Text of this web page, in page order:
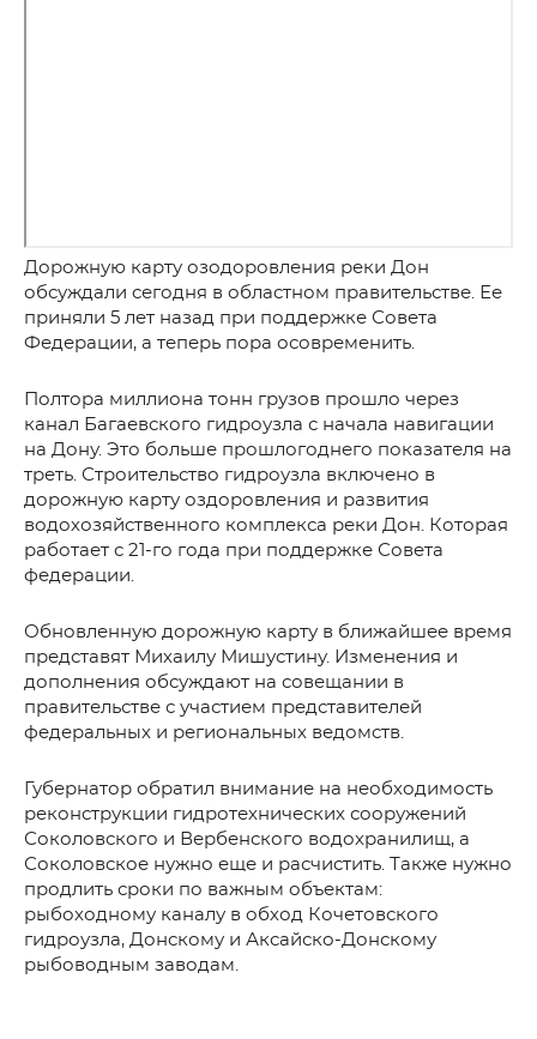
Дорожную карту озодоровления реки Дон
обсуждали сегодня в областном правительстве. Ее
приняли 5 лет назад при поддержке Совета
Федерации, а теперь пора осовременить.
Полтора миллиона тонн грузов прошло через
канал Багаевского гидроузла с начала навигации
на Дону. Это больше прошлогоднего показателя на
треть. Строительство гидроузла включено в
дорожную карту оздоровления и развития
водохозяйственного комплекса реки Дон. Которая
работает с 21-го года при поддержке Совета
федерации.
Обновленную дорожную карту в ближайшее время
представят Михаилу Мишустину. Изменения и
дополнения обсуждают на совещании в
правительстве с участием представителей
федеральных и региональных ведомств.
Губернатор обратил внимание на необходимость
реконструкции гидротехнических сооружений
Соколовского и Вербенского водохранилищ, а
Соколовское нужно еще и расчистить. Также нужно
продлить сроки по важным объектам:
рыбоходному каналу в обход Кочетовского
гидроузла, Донскому и Аксайско-Донскому
рыбоводным заводам.